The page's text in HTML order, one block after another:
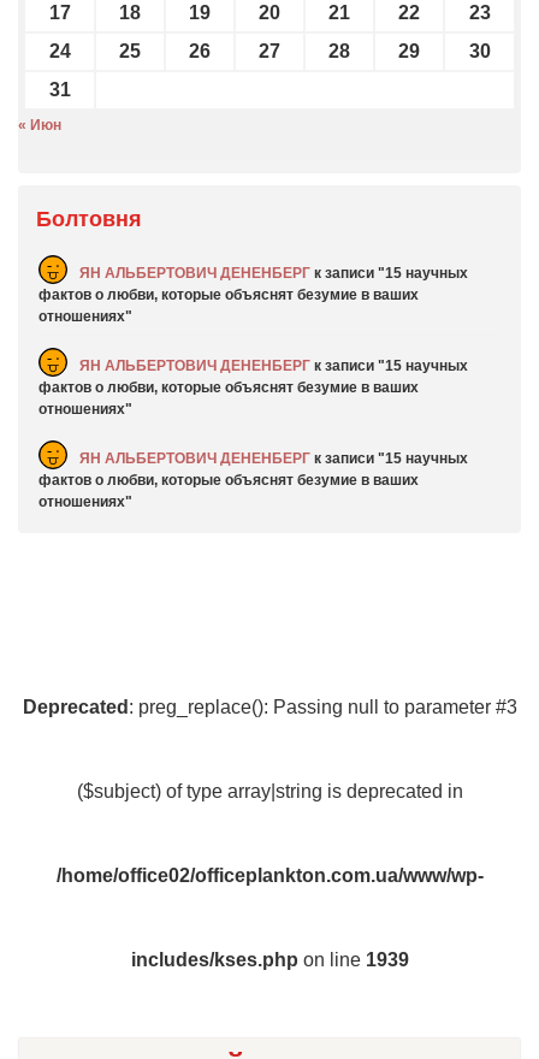
17
18 19 20 21 22
23
24
25 26 27 28 29
30
31
« Июн
Болтовня
ЯН АЛЬБЕРТОВИЧ ДЕНЕНБЕРГ к записи
15 научных
фактов о любви, которые объяснят безумие в ваших
отношениях
ЯН АЛЬБЕРТОВИЧ ДЕНЕНБЕРГ к записи
15 научных
фактов о любви, которые объяснят безумие в ваших
отношениях
ЯН АЛЬБЕРТОВИЧ ДЕНЕНБЕРГ к записи
15 научных
фактов о любви, которые объяснят безумие в ваших
отношениях
Deprecated : preg_replace(): Passing null to parameter #3
($subject) of type array|string is deprecated in
/home/office02/officeplankton.com.ua/www/wp-
includes/kses.php on line 1939